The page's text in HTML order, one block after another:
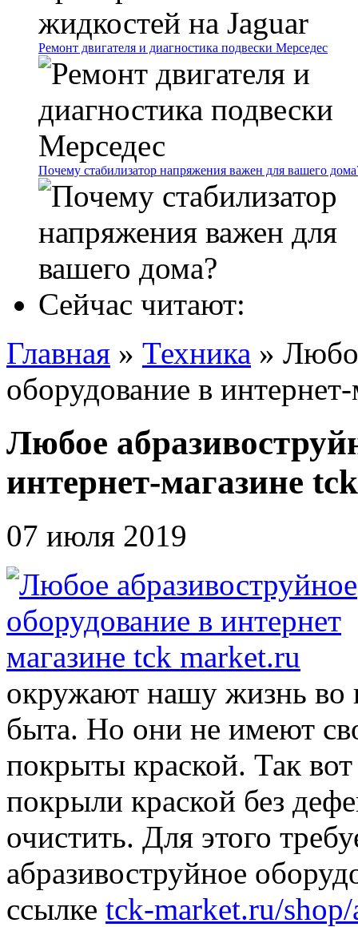
Ремонт двигателя и диагностика подвески Мерседес
Почему стабилизатор напряжения важен для вашего
Сейчас читают:
Главная » Техника »
оборудование в
Любое
интернет-магазине
07 июля 2019
окружают нашу жизнь во
быта. Но они не имеют
покрыты краской. Так
покрыли краской без
очистить. Для этого
абразивоструйное
ссылке tck-market.ru/